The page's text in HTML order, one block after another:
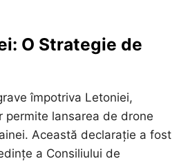
O Strategie de
împotriva Letoniei,
permite lansarea de drone
Această declarație a fost
a Consiliului de